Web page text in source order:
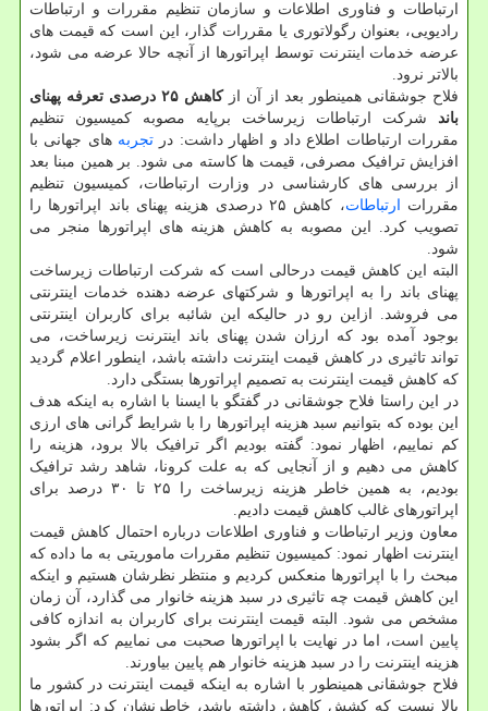
ارتباطات و فناوری اطلاعات و سازمان تنظیم مقررات و ارتباطات
رادیویی، بعنوان رگولاتوری یا مقررات گذار، این است که قیمت های
عرضه خدمات اینترنت توسط اپراتورها از آنچه حالا عرضه می شود،
بالاتر نرود.
فلاح جوشقانی همینطور بعد از آن از
کاهش ۲۵ درصدی تعرفه پهنای
باند شرکت ارتباطات زیرساخت برپایه مصوبه کمیسیون تنظیم
مقررات ارتباطات اطلاع داد و اظهار داشت: در تجربه های جهانی با
افزایش ترافیک مصرفی، قیمت ها کاسته می شود. بر همین مبنا بعد
از بررسی های کارشناسی در وزارت ارتباطات، کمیسیون تنظیم
مقررات
ارتباطات
، کاهش ۲۵ درصدی هزینه پهنای باند اپراتورها را
تصویب کرد. این مصوبه به کاهش هزینه های اپراتورها منجر می
شود.
البته این کاهش قیمت درحالی است که شرکت ارتباطات زیرساخت
پهنای باند را به اپراتورها و شرکتهای عرضه دهنده خدمات اینترنتی
می فروشد. ازاین رو در حالیکه این شائبه برای کاربران اینترنتی
بوجود آمده بود که ارزان شدن پهنای باند اینترنت زیرساخت، می
تواند تاثیری در کاهش قیمت اینترنت داشته باشد، اینطور اعلام گردید
که کاهش قیمت اینترنت به تصمیم اپراتورها بستگی دارد.
در این راستا فلاح جوشقانی در گفتگو با ایسنا با اشاره به اینکه هدف
این بوده که بتوانیم سبد هزینه اپراتورها را با شرایط گرانی های ارزی
کم نماییم، اظهار نمود: گفته بودیم اگر ترافیک بالا برود، هزینه را
کاهش می دهیم و از آنجایی که به علت کرونا، شاهد رشد ترافیک
بودیم، به همین خاطر هزینه زیرساخت را ۲۵ تا ۳۰ درصد برای
اپراتورهای غالب کاهش قیمت دادیم.
معاون وزیر ارتباطات و فناوری اطلاعات درباره احتمال کاهش قیمت
اینترنت اظهار نمود: کمیسیون تنظیم مقررات ماموریتی به ما داده که
مبحث را با اپراتورها منعکس کردیم و منتظر نظرشان هستیم و اینکه
این کاهش قیمت چه تاثیری در سبد هزینه خانوار می گذارد، آن زمان
مشخص می شود. البته قیمت اینترنت برای کاربران به اندازه کافی
پایین است، اما در نهایت با اپراتورها صحبت می نماییم که اگر بشود
هزینه اینترنت را در سبد هزینه خانوار هم پایین بیاورند.
فلاح جوشقانی همینطور با اشاره به اینکه قیمت اینترنت در کشور ما
بالا نیست که کشش کاهش داشته باشد، خاطرنشان کرد: اپراتورها